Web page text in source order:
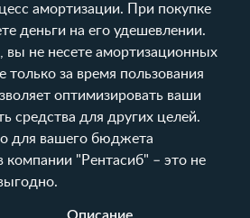
амортизации. При покупке
деньги на его удешевлении.
вы не несете амортизационных
только за время пользования
оптимизировать ваши
средства для других целей.
для вашего бюджета
компании "Рентасиб" – это не